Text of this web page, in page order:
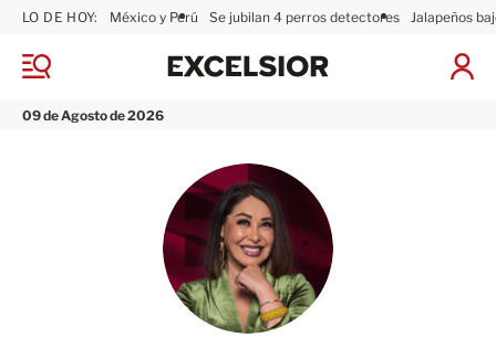
M
n
09 de Agosto de 2026
LO DE HOY: México y Perú Se jubilan 4 perros detectores Jalapeños
I
x
r